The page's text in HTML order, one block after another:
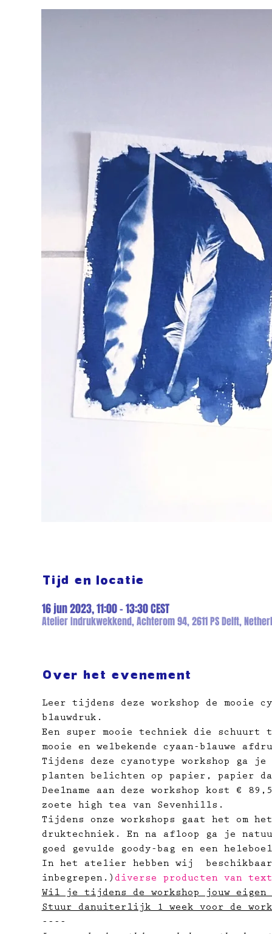
Tijd en locatie
16 jun 2023, 11:00 – 13:30 CEST
Atelier Indrukwekkend, Achterom 94, 2611 PS Delft,
Over het evenement
Leer tijdens deze workshop de mooie
blauwdruk.
Een super mooie techniek die
mooie en welbekende cyaan-blauwe
Tijdens deze cyanotype workshop ga
planten belichten op papier, papier
Deelname aan deze workshop kost €
zoete high tea van Sevenhills.
Tijdens onze workshops gaat het om
druktechniek. En na afloop ga je
goed gevulde goody-bag en een
In het atelier hebben wij
inbegrepen.) diverse producten van
Wil je tijdens de workshop jouw
Stuur danuiterlijk 1 week voor de
----